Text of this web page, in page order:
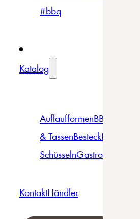
#bbq
Katalog
AuflaufformenBBQ
& TassenBesteckBowls &
SchüsselnGastro
KontaktHändler